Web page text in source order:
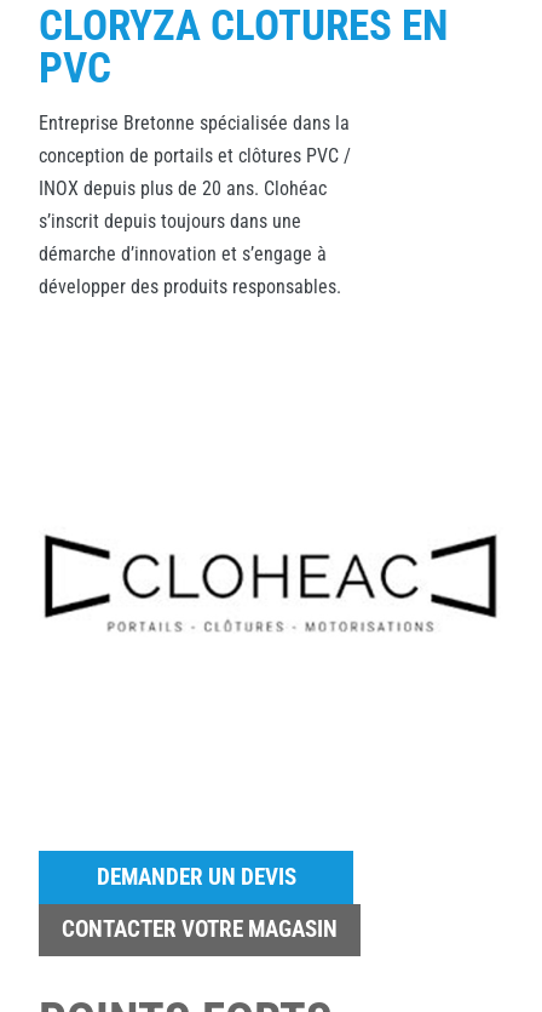
CLORYZA CLOTURES EN
PVC
Entreprise Bretonne spécialisée dans la
conception de portails et clôtures PVC /
INOX depuis plus de 20 ans. Clohéac
s’inscrit depuis toujours dans une
démarche d’innovation et s’engage à
développer des produits responsables.
DEMANDER UN DEVIS
CONTACTER VOTRE MAGASIN